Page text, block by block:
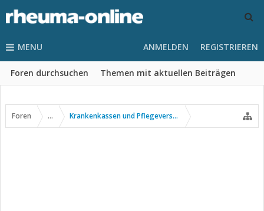
MENU
Foren durchsuchen Themen mit aktuellen Beiträgen
ANMELDEN REGISTRIEREN
Foren ... Krankenkassen und Pflegeversicherung